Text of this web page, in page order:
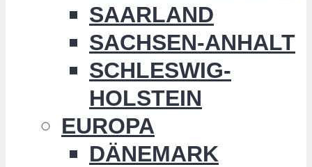
SAARLAND
SACHSEN-ANHALT
SCHLESWIG-
HOLSTEIN
EUROPA
DÄNEMARK